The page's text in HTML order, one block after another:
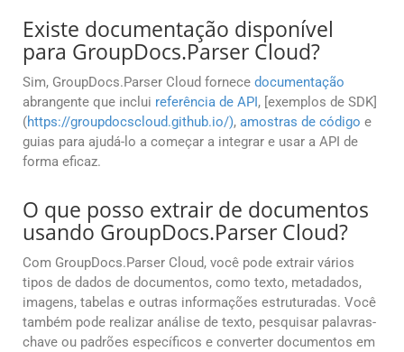
Existe documentação disponível
para GroupDocs.Parser Cloud?
Sim, GroupDocs.Parser Cloud fornece documentação
abrangente que inclui referência de API, [exemplos de SDK]
(https://groupdocscloud.github.io/), amostras de código e
guias para ajudá-lo a começar a integrar e usar a API de
forma eficaz.
O que posso extrair de documentos
usando GroupDocs.Parser Cloud?
Com GroupDocs.Parser Cloud, você pode extrair vários
tipos de dados de documentos, como texto, metadados,
imagens, tabelas e outras informações estruturadas. Você
também pode realizar análise de texto, pesquisar palavras-
chave ou padrões específicos e converter documentos em